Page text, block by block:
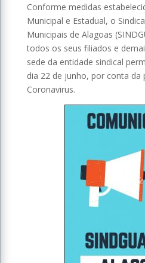
Conforme medidas
Municipal e Estadual, o
Municipais de Alagoas
todos os seus filiados e
sede da entidade sindical
dia 22 de junho, por conta da
Coronavirus.